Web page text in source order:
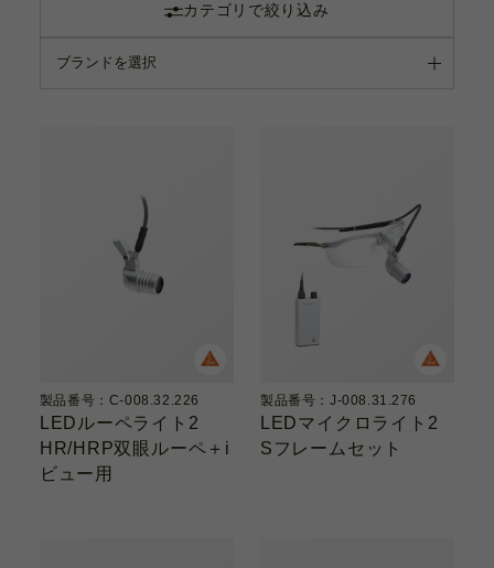
Catalogue
手持眼圧計
カテゴリで絞り込み
製品番号：C-008.32.226
LEDルーペライト2
HR/HRP双眼ルーペ＋i
ビュー用
製品番号：J-008.31.276
LEDマイクロライト2
Sフレームセット